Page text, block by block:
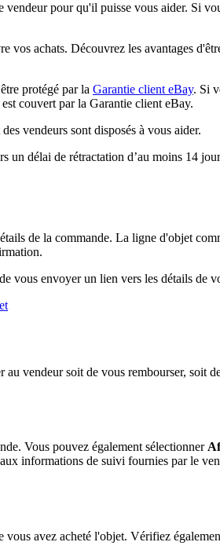
pour qu'il puisse vous aider. Si
achats. Découvrez les avantages
protégé par la Garantie client eBay. Si
couvert par la Garantie client eBay.
vendeurs sont disposés à vous aider.
un délai de rétractation d’au moins 14
de la commande. La ligne d'objet
vous envoyer un lien vers les détails de
au vendeur soit de vous rembourser, soit
Vous pouvez également sélectionner
informations de suivi fournies par le
avez acheté l'objet. Vérifiez